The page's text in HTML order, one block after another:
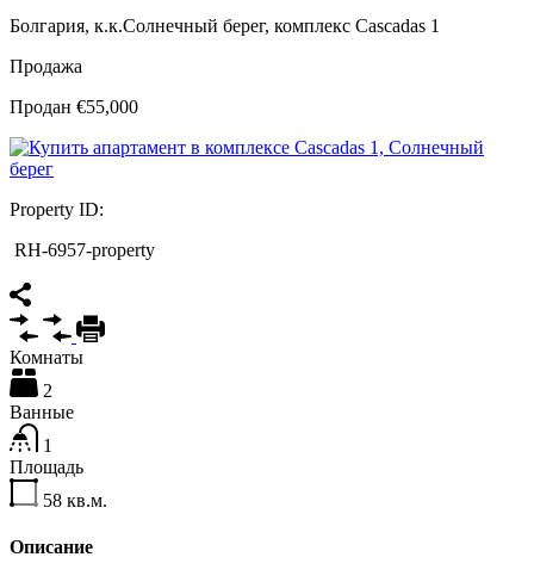
Болгария, к.к.Солнечный берег, комплекс Cascadas 1
Продажа
Продан €55,000
Property ID:
RH-6957-property
Комнаты
2
Ванные
1
Площадь
58 кв.м.
Описание